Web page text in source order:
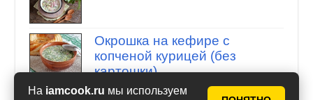
На iamcook.ru мы используем
Окрошка на кефире с
копченой курицей (без
картошки)
Окрошка со свеклой на